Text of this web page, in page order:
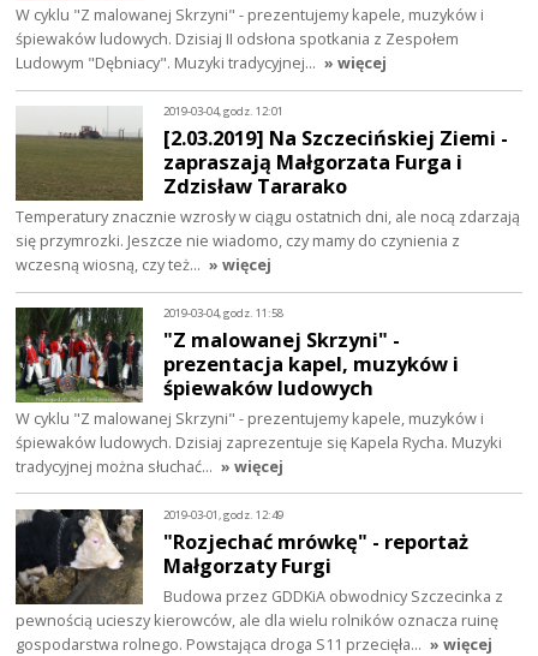
W cyklu "Z malowanej Skrzyni" - prezentujemy kapele, muzyków i
śpiewaków ludowych. Dzisiaj II odsłona spotkania z Zespołem
Ludowym "Dębniacy". Muzyki tradycyjnej… » więcej
2019-03-04, godz. 12:01
[2.03.2019] Na Szczecińskiej Ziemi -
zapraszają Małgorzata Furga i
Zdzisław Tararako
Temperatury znacznie wzrosły w ciągu ostatnich dni, ale nocą zdarzają
się przymrozki. Jeszcze nie wiadomo, czy mamy do czynienia z
wczesną wiosną, czy też… » więcej
2019-03-04, godz. 11:58
"Z malowanej Skrzyni" -
prezentacja kapel, muzyków i
śpiewaków ludowych
W cyklu "Z malowanej Skrzyni" - prezentujemy kapele, muzyków i
śpiewaków ludowych. Dzisiaj zaprezentuje się Kapela Rycha. Muzyki
tradycyjnej można słuchać… » więcej
2019-03-01, godz. 12:49
"Rozjechać mrówkę" - reportaż
Małgorzaty Furgi
Budowa przez GDDKiA obwodnicy Szczecinka z
pewnością ucieszy kierowców, ale dla wielu rolników oznacza ruinę
gospodarstwa rolnego. Powstająca droga S11 przecięła… » więcej